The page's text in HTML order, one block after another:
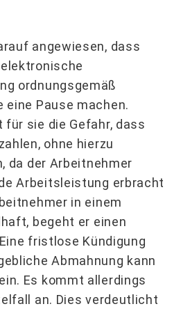
angewiesen, dass
ordnungsgemäß
eine Pause machen.
sie die Gefahr, dass
ohne hierzu
da der Arbeitnehmer
Arbeitsleistung erbracht
in einem
begeht er einen
fristlose Kündigung
Abmahnung kann
Es kommt allerdings
an. Dies verdeutlicht